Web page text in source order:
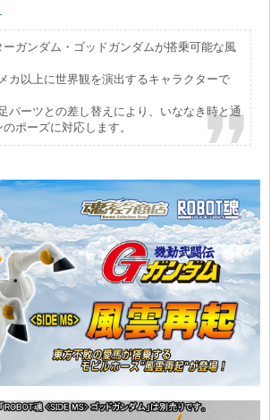
ーガンダム・ゴッドガンダムが搭乗可能な風
カ以上に世界観を演出するキャラクターで
パーツとの差し替えにより、いななき時と通
ポーズに対応します。